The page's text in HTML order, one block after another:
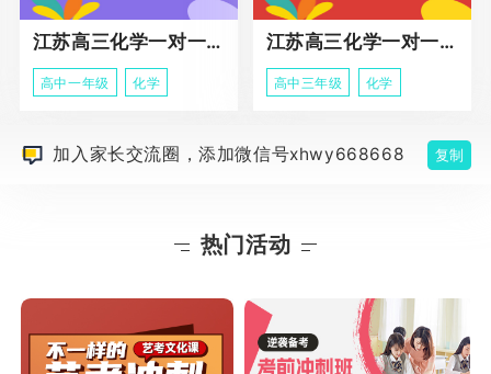
江苏高三化学一对一个性化辅导
高中一年级 化学
江苏高三化学一对一冲刺辅导课程
高中三年级 化学
加入家长交流圈，添加微信号xhwy668668 复制
热门活动